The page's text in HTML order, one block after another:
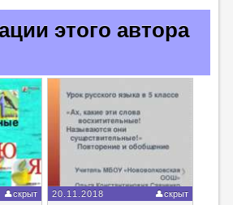
этого автора
скрыт 20.11.2018 скрыт